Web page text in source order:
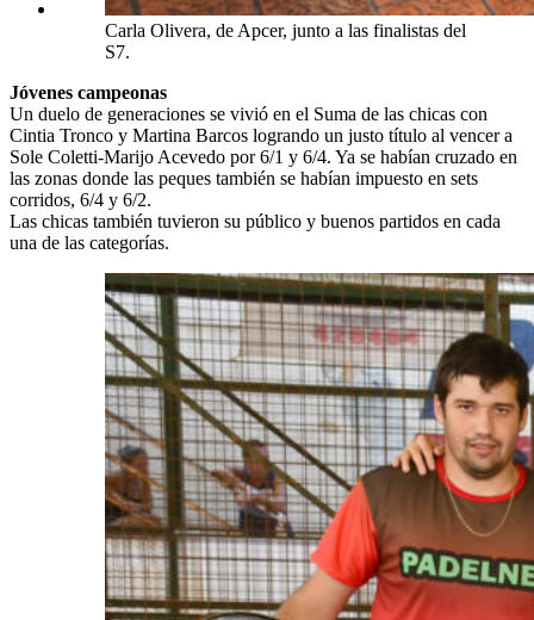
Carla Olivera, de Apcer, junto a las finalistas del
S7.
Jóvenes campeonas
Un duelo de generaciones se vivió en el Suma de las chicas con
Cintia Tronco y Martina Barcos logrando un justo título al vencer a
Sole Coletti-Marijo Acevedo por 6/1 y 6/4. Ya se habían cruzado en
las zonas donde las peques también se habían impuesto en sets
corridos, 6/4 y 6/2.
Las chicas también tuvieron su público y buenos partidos en cada
una de las categorías.